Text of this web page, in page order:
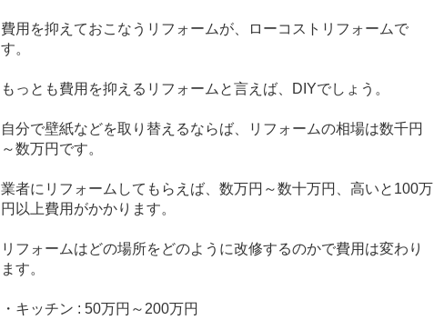
費用を抑えておこなうリフォームが、ローコストリフォームで
す。
もっとも費用を抑えるリフォームと言えば、 DIYでしょう。
自分で壁紙などを取り替えるならば、リフォームの相場は数千円
～数万円です。
業者にリフォームしてもらえば、数万円～数十万円、高いと 100万
円以上費用がかかります。
リフォームはどの場所をどのように改修するのかで費用は変わり
ます。
・キッチン : 50万円～ 200万円